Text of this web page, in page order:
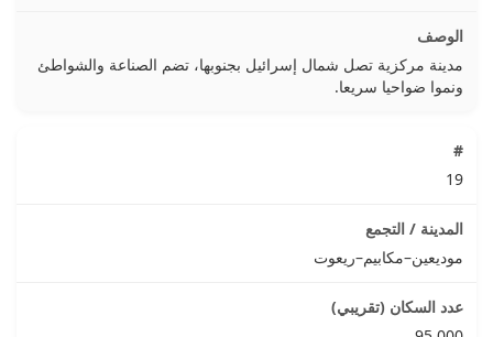
مدينة مركزية تصل شمال إسرائيل بجنوبها، تضم الصناعة والشواطئ
ونموا ضواحيا سريعا.
19
موديعين–مكابيم–ريعوت